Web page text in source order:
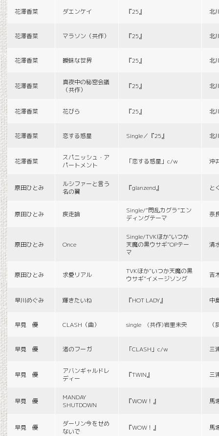
花澤香菜 ダエンケイ 『25』 北
花澤香菜 マラソン（共作） 『25』 北
花澤香菜 曖昧な世界 『25』 北
花澤香菜
真夜中の秘密会議
（共作）
『25』 北
花澤香菜 花びら 『25』 北
花澤香菜 恋する惑星 Single／『25』 北
花澤香菜
スパニッシュ・ア
パートメント
「恋する惑星」c/w 沖
原田ひとみ
ルシファーと言う
名の翼
『glanzend』 と
原田ひとみ 疾走論
Single/“閃乱カグラ”エン
ディングテーマ
奈
原田ひとみ Once
Single/TVKほか“いつか
天魔の黒ウサギ”OPテー
マ
清
原田ひとみ 求愛リアル
TVKほか“いつか天魔の黒
ウサギ”イメージソング
吉
早川めぐみ 輝きたいね 『HOT LADY』 中
早見 優 CLASH（曲） single (共作)岩里未央
早見 優 渚のフーガ 「CLASH」c/w 三
早見 優
アバンギャルドレ
ディー
『TWIN』 三
早見 優
MANDAY
SHUTDOWN
『WOW！』 馬
早見 優
ダーリン今をせめ
ないで
『WOW！』 馬